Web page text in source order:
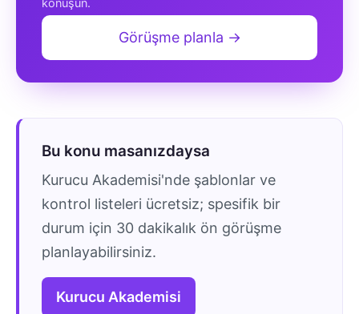
Görüşme planla →
Bu konu masanızdaysa
Kurucu Akademisi'nde şablonlar ve
kontrol listeleri ücretsiz; spesifik bir
durum için 30 dakikalık ön görüşme
planlayabilirsiniz.
Kurucu Akademisi